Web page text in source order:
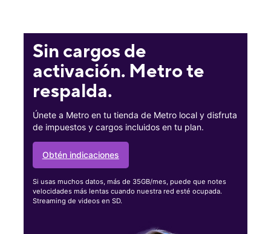
Sin cargos de
activación. Metro te
respalda.
Únete a Metro en tu tienda de Metro local y disfruta
de impuestos y cargos incluidos en tu plan.
Obtén indicaciones
Si usas muchos datos, más de 35GB/mes, puede que notes
velocidades más lentas cuando nuestra red esté ocupada.
Streaming de videos en SD.